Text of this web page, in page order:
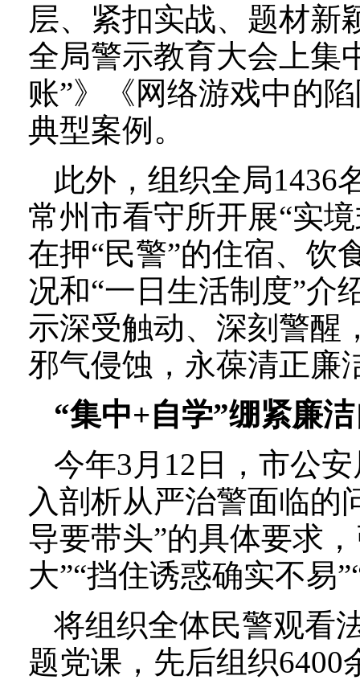
层、紧扣实战、题材新
全局警示教育大会上集
账”》《网络游戏中的
典型案例。
此外，组织全局1436
常州市看守所开展“实
在押“民警”的住宿、饮
况和“一日生活制度”介
示深受触动、深刻警醒
邪气侵蚀，永葆清正廉
“集中+自学”绷紧廉
今年3月12日，市公
入剖析从严治警面临的
导要带头”的具体要求
大”“挡住诱惑确实不易
将组织全体民警观看
题党课，先后组织6400